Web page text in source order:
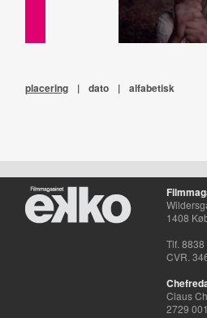
placering | dato | alfabetisk
1408
Tlf.
CVR.
Claus
2729